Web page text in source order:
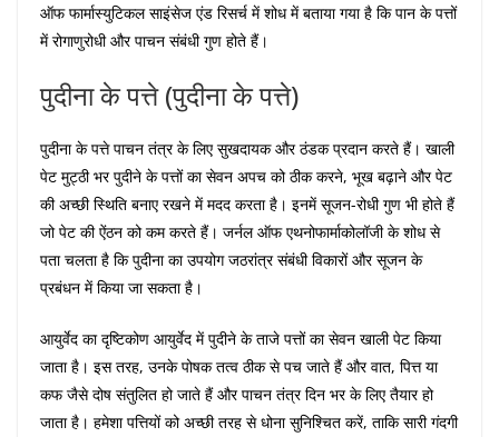
ऑफ फार्मास्युटिकल साइंसेज एंड रिसर्च में शोध में बताया गया है कि पान के पत्तों
में रोगाणुरोधी और पाचन संबंधी गुण होते हैं।
पुदीना के पत्ते (पुदीना के पत्ते)
पुदीना के पत्ते पाचन तंत्र के लिए सुखदायक और ठंडक प्रदान करते हैं। खाली
पेट मुट्ठी भर पुदीने के पत्तों का सेवन अपच को ठीक करने, भूख बढ़ाने और पेट
की अच्छी स्थिति बनाए रखने में मदद करता है। इनमें सूजन-रोधी गुण भी होते हैं
जो पेट की ऐंठन को कम करते हैं। जर्नल ऑफ एथनोफार्माकोलॉजी के शोध से
पता चलता है कि पुदीना का उपयोग जठरांत्र संबंधी विकारों और सूजन के
प्रबंधन में किया जा सकता है।
आयुर्वेद का दृष्टिकोण आयुर्वेद में पुदीने के ताजे पत्तों का सेवन खाली पेट किया
जाता है। इस तरह, उनके पोषक तत्व ठीक से पच जाते हैं और वात, पित्त या
कफ जैसे दोष संतुलित हो जाते हैं और पाचन तंत्र दिन भर के लिए तैयार हो
जाता है। हमेशा पत्तियों को अच्छी तरह से धोना सुनिश्चित करें, ताकि सारी गंदगी